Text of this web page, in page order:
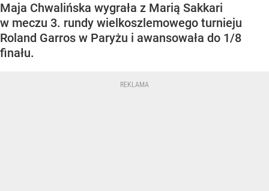
Maja Chwalińska wygrała z Marią Sakkari
w meczu 3. rundy wielkoszlemowego turnieju
Roland Garros w Paryżu i awansowała do 1/8
finału.